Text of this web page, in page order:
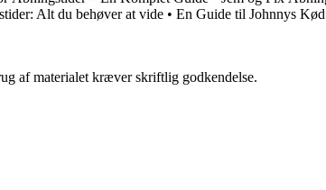
Alt du behøver at vide • En Guide til Johnnys
af materialet kræver skriftlig godkendelse.